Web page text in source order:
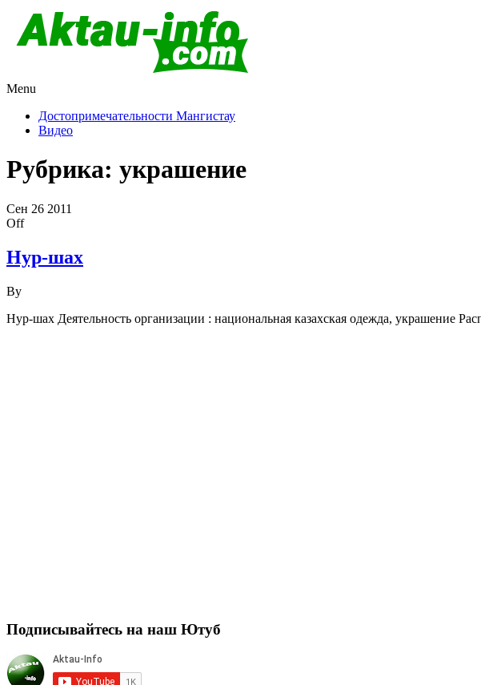
Menu
Достопримечательности Мангистау
Видео
Рубрика: украшение
Сен 26 2011
Off
Нур-шах
By
Нур-шах Деятельность организации : национальная казахская одежда, украшение
Подписывайтесь на наш Ютуб